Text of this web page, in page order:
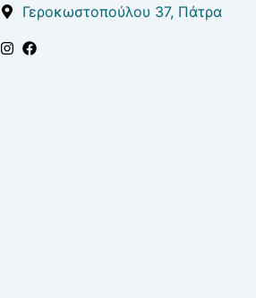
Μετάβαση
περιεχόμενο
Γεροκωστοπούλου 37, Πάτρα